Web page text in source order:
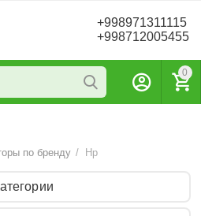
+998971311115
+998712005455
0
по бренду / Hp